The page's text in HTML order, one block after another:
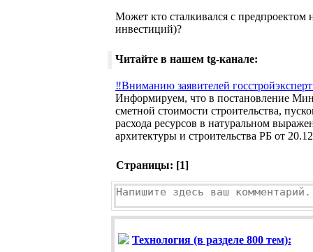
Может кто сталкивался с предпроектом
инвестиций)?
Читайте в нашем tg-канале:
‼️Вниманию заявителей
Информируем, что в постановление
сметной стоимости строительства,
расхода ресурсов в натуральном
архитектуры и строительства РБ от
Страницы: [1]
Технология (в разделе 800 тем):